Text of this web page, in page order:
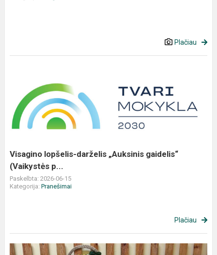
Plačiau
darželis
„Auksinis
gaidelis“
(Vaikystės
Visagino lopšelis-darželis „Auksinis gaidelis“
(Vaikystės p...
Paskelbta: 2026-06-15
Kategorija: Pranešimai
Plačiau
„Gėlių